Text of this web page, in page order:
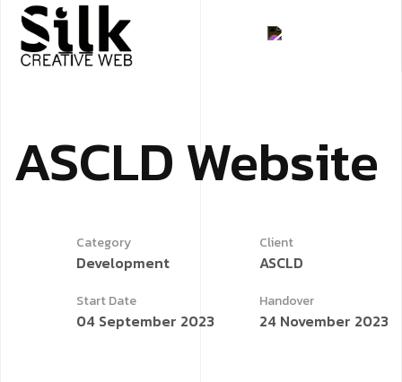
ASCLDWebsite
Category
Development
Client
ASCLD
Start Date
04 September 2023
Handover
24 November 2023